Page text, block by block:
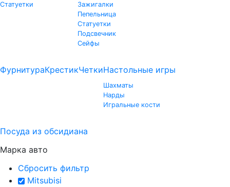
Статуетки
Зажигалки
Пепельница
Статуетки
Подсвечник
Сейфы
ФурнитураКрестикЧеткиНастольные игры
Шахматы
Нарды
Игральные кости
Посуда из обсидиана
Марка авто
Сбросить фильтр
Mitsubisi